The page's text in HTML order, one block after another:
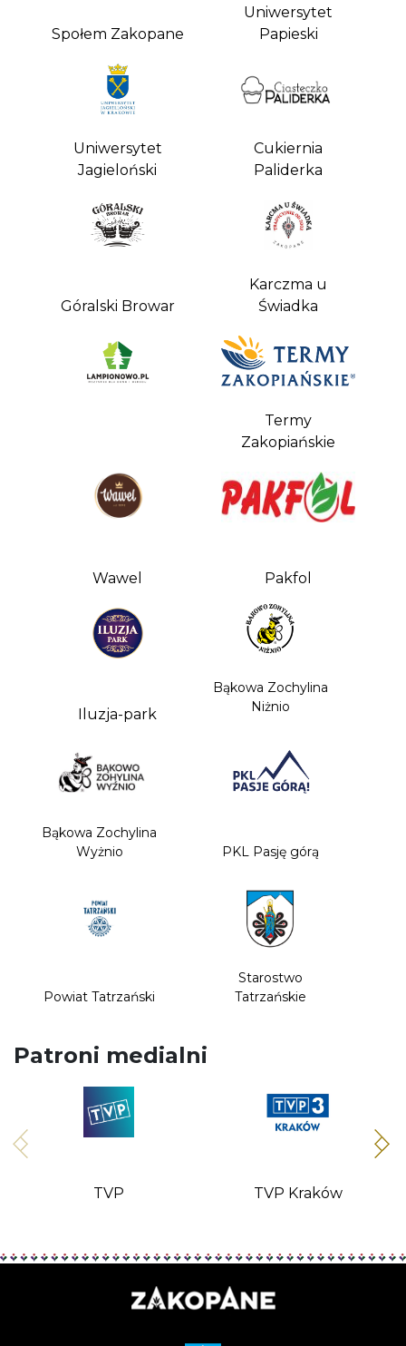
Społem Zakopane
Uniwersytet
Papieski
Uniwersytet
Jagieloński
Cukiernia
Paliderka
Góralski Browar
Karczma u
Świadka
Termy
Zakopiańskie
Wawel Pakfol
Iluzja-park
Bąkowa Zochylina
Niżnio
Bąkowa Zochylina
Wyżnio
PKL Pasję górą
Powiat Tatrzański
Starostwo
Tatrzańskie
Patroni medialni
TVP TVP Kraków